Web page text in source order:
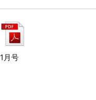
1月号